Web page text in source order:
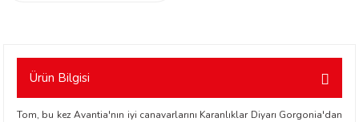
Ürün Bilgisi
Tom, bu kez Avantia'nın iyi canavarlarını Karanlıklar Diyarı Gorgonia'dan